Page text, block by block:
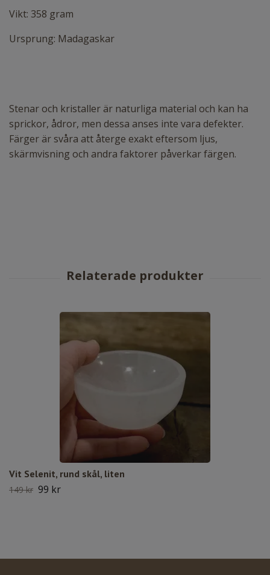
Vikt: 358 gram
Ursprung: Madagaskar
Stenar och kristaller är naturliga material och kan ha
sprickor, ådror, men dessa anses inte vara defekter.
Färger är svåra att återge exakt eftersom ljus,
skärmvisning och andra faktorer påverkar färgen.
Vit Selenit, rund skål, liten
149 kr 99 kr